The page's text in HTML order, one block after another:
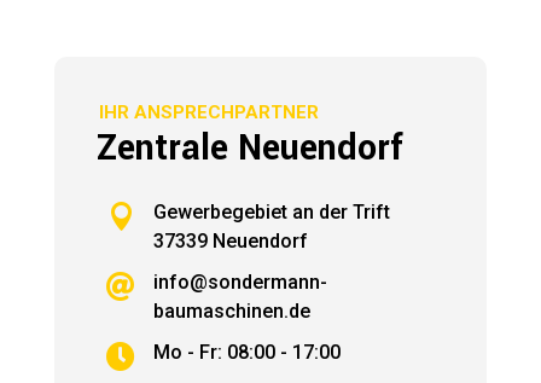
IHR ANSPRECHPARTNER
Zentrale Neuendorf

Gewerbegebiet an der Trift
37339 Neuendorf

info@sondermann-
baumaschinen.de
 Mo - Fr: 08:00 - 17:00